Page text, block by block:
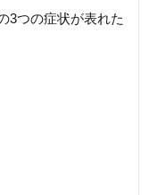
3つの症状が表れた